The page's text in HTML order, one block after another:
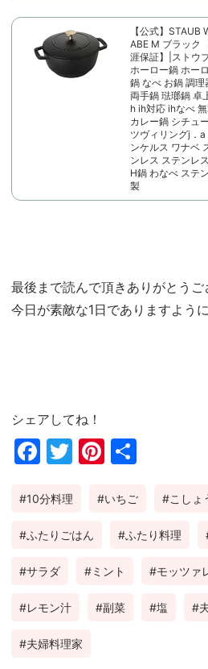
【公式】STAUB
ABE M ブラック
涯保証】|ストウ
ホーロー鍋 ホー
鍋 なべ お鍋 調理
両手鍋 琺瑯鍋 卓
h ih対応 ihなべ
カレー鍋 シチュ
ツヴィリングj．a
ンケルス ワナベ
ンレス ステンレ
H鍋 わなべ ステ
製
最後まで読んで頂きありがとう
今日が素敵な1日でありますように
シェアしてね！
Fac
ok
Twi
Pin
est
10分料理 いちご こしょ
ふたりごはん ふたり料理
サラダ ミント モッツァ
レモン汁 副菜 塩
夫婦料理家